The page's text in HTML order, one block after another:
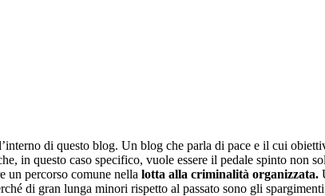
di questo blog. Un blog che parla di pace e il cui
in questo caso specifico, vuole essere il pedale spinto non
un percorso comune nella lotta alla criminalità organizzata.
di gran lunga minori rispetto al passato sono gli